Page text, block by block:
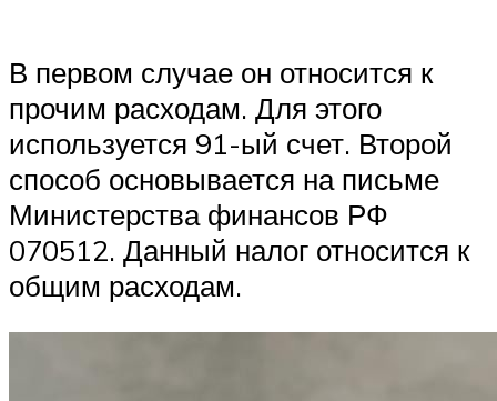
В первом случае он относится к
прочим расходам. Для этого
используется 91-ый счет. Второй
способ основывается на письме
Министерства финансов РФ
070512. Данный налог относится к
общим расходам.